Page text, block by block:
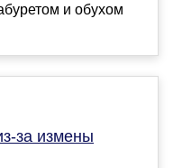
и обухом
за измены